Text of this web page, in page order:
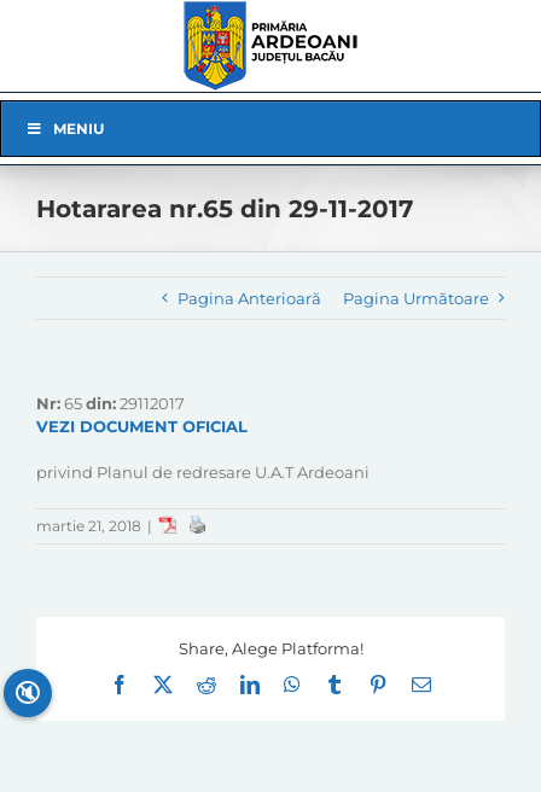
Navigation
MENIU
Hotararea nr.65 din 29-11-2017
Pagina Anterioară Pagina Următoare
Nr:65din:29112017
VEZI DOCUMENT OFICIAL
privind Planul de redresare U.A.T Ardeoani
martie 21, 2018 |
Share, Alege Platforma!
Facebook
RedditLinkedInWhatsApp
Tumblr Pinterest
E-
🔇